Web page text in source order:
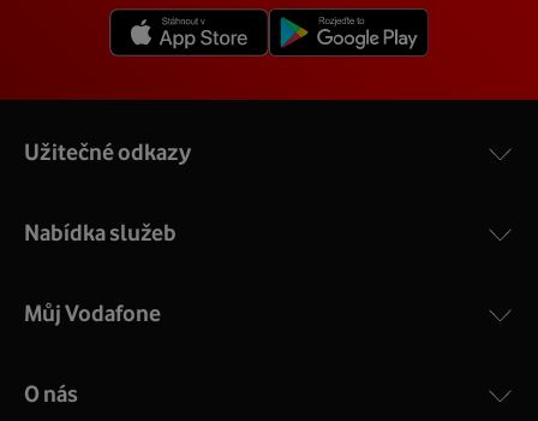
Užitečné odkazy
Nabídka služeb
Můj Vodafone
O nás